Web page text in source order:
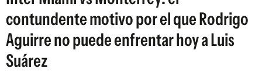
contundente motivo por el que Rodrigo
Aguirre no puede enfrentar hoy a Luis
Suárez